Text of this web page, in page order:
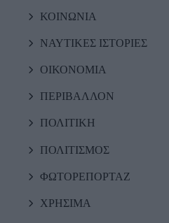
ΚΟΙΝΩΝΙΑ
ΝΑΥΤΙΚΕΣ ΙΣΤΟΡΙΕΣ
ΟΙΚΟΝΟΜΙΑ
ΠΕΡΙΒΑΛΛΟΝ
ΠΟΛΙΤΙΚΗ
ΠΟΛΙΤΙΣΜΟΣ
ΦΩΤΟΡΕΠΟΡΤΑΖ
ΧΡΗΣΙΜΑ